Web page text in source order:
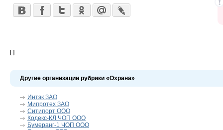
[ ]
Другие организации рубрики «Охрана»
Интэк ЗАО
Мипротех ЗАО
Ситипорт ООО
Кодекс-КЛ ЧОП ООО
Бумеранг-1 ЧОП ООО